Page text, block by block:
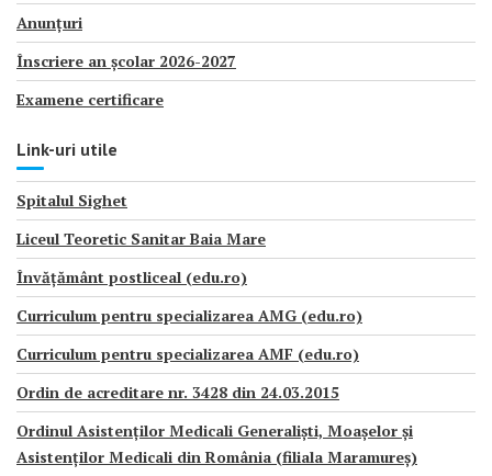
Anunțuri
Înscriere an școlar 2026-2027
Examene certificare
Link-uri utile
Spitalul Sighet
Liceul Teoretic Sanitar Baia Mare
Învățământ postliceal (edu.ro)
Curriculum pentru specializarea AMG (edu.ro)
Curriculum pentru specializarea AMF (edu.ro)
Ordin de acreditare nr. 3428 din 24.03.2015
Ordinul Asistenților Medicali Generaliști, Moașelor și
Asistenților Medicali din România (filiala Maramureș)